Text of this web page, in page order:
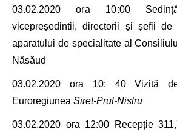
03.02.2020ora 10:00
vicepreședintii, directorii și șefii de
aparatului de specialitate al
Năsăud
03.02.2020 ora 10: 40 Vizită
Euroregiunea Siret-Prut-Nistru
03.02.2020 ora 12:00 Recepție